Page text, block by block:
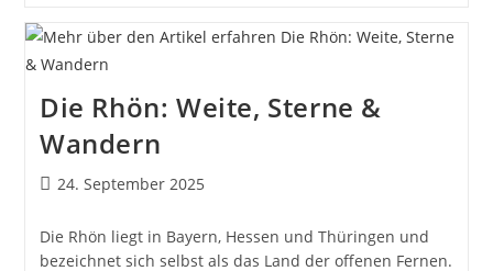
Gemünden
Die Rhön: Weite, Sterne &
Wandern
Beitrag
24. September 2025
Die Rhön liegt in Bayern, Hessen und Thüringen und
bezeichnet sich selbst als das Land der offenen Fernen.